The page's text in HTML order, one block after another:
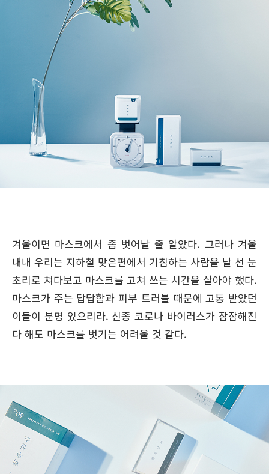
겨울이면 마스크에서 좀 벗어날 줄 알았다. 그러나 겨울
내내 우리는 지하철 맞은편에서 기침하는 사람을 날 선 눈
초리로 쳐다보고 마스크를 고쳐 쓰는 시간을 살아야 했다.
마스크가 주는 답답함과 피부 트러블 때문에 고통 받았던
이들이 분명 있으리라. 신종 코로나 바이러스가 잠잠해진
다 해도 마스크를 벗기는 어려울 것 같다.